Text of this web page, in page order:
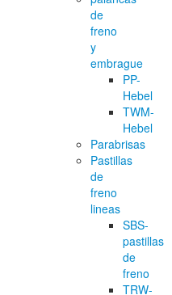
de
freno
y
embrague
PP-
Hebel
TWM-
Hebel
Parabrisas
Pastillas
de
freno
lineas
SBS-
pastillas
de
freno
TRW-